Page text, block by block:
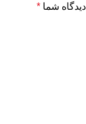
دیدگاه شما *